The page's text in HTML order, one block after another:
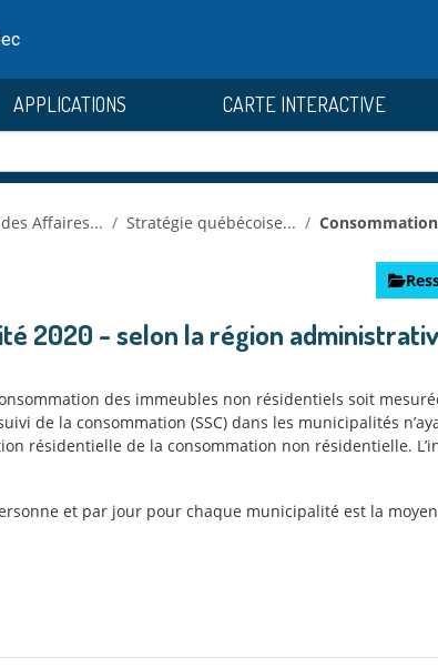
APPLICATIONS CARTE INTERACTIVE
Affaires... Stratégie québécoise...
2020 - selon la région
des immeubles non résidentiels soit
de la consommation (SSC) dans les municipalités
résidentielle de la consommation non résidentielle.
et par jour pour chaque municipalité est la